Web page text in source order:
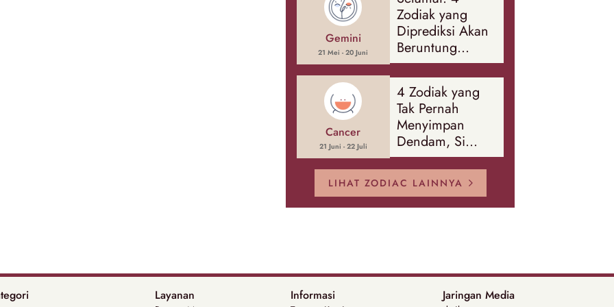
Gemini
21 Mei - 20 Juni
Zodiak yang
Diprediksi Akan
Beruntung
Sepanjang
Agustus 2026
Cancer
21 Juni - 22 Juli
4 Zodiak yang
Tak Pernah
Menyimpan
Dendam, Si
Paling Mudah
Memaafkan!
LIHAT ZODIAC LAINNYA
Layanan Informasi Jaringan Media